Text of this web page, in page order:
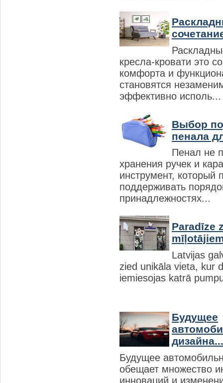
кресла-кровати это
комфорта и
становятся
эффективно исполь...
Выбор
пенала
Пенал не
хранения ручек и
инструмент, который
поддерживать
принадлежностях...
Paradīze
Latvijas
zied unikāla vieta, kur
iemiesojas katrā
Будущее
дизайна...
Будущее
обещает множество
инноваций и